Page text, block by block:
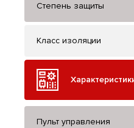
Степень защиты
Класс изоляции
Пульт управления